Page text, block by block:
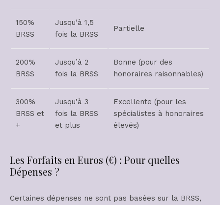
150%
BRSS
Jusqu’à 1,5
fois la BRSS
Partielle
200%
BRSS
Jusqu’à 2
fois la BRSS
Bonne (pour des
honoraires raisonnables)
300%
BRSS et
+
Jusqu’à 3
fois la BRSS
et plus
Excellente (pour les
spécialistes à honoraires
élevés)
Les Forfaits en Euros (€) : Pour quelles
Dépenses ?
Certaines dépenses ne sont pas basées sur la BRSS,